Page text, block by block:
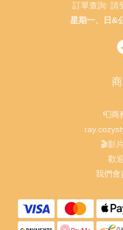
訂單查詢: 請
星期一、日&公
📮商
🎬影
歡
我們會